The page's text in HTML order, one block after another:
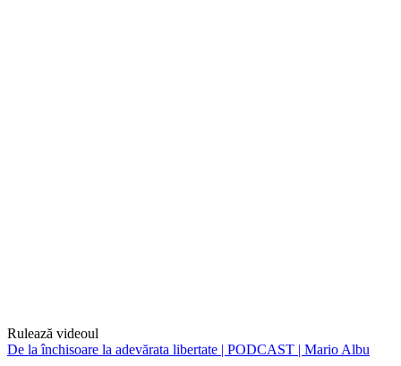
Rulează videoul
De la închisoare la adevărata libertate | PODCAST | Mario Albu